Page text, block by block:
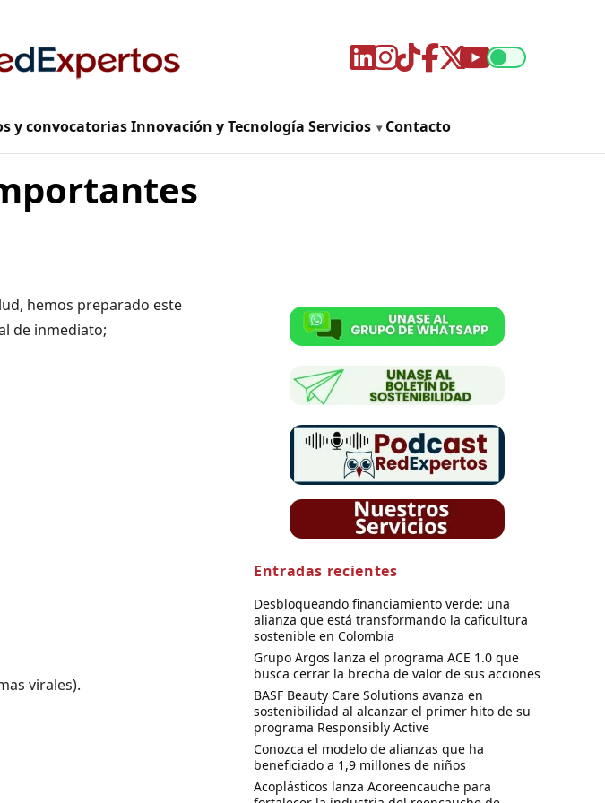
y convocatorias Innovación y Tecnología Servicios Contacto
hemos preparado este
de inmediato;
virales).
Entradas recientes
Desbloqueando financiamiento verde: una
alianza que está transformando la caficultura
sostenible en Colombia
Grupo Argos lanza el programa ACE 1.0 que
busca cerrar la brecha de valor de sus acciones
BASF Beauty Care Solutions avanza en
sostenibilidad al alcanzar el primer hito de su
programa Responsibly Active
Conozca el modelo de alianzas que ha
beneficiado a 1,9 millones de niños
Acoplásticos lanza Acoreencauche para